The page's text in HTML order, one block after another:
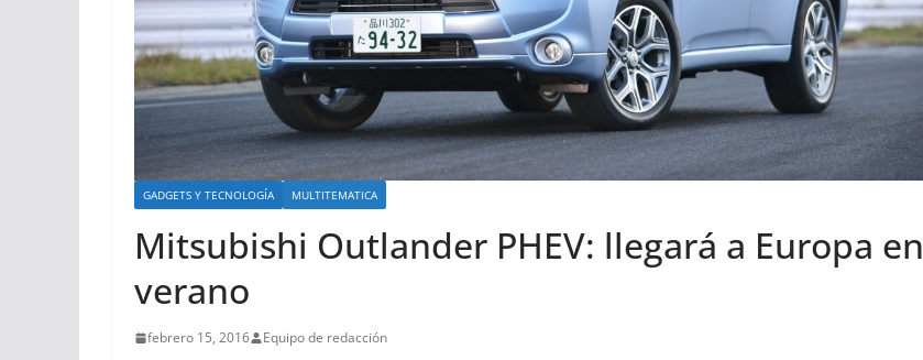
GADGETS Y TECNOLOGÍA MULTITEMATICA
Mitsubishi Outlander PHEV: llegará a Europa en
verano
febrero 15, 2016 Equipo de redacción